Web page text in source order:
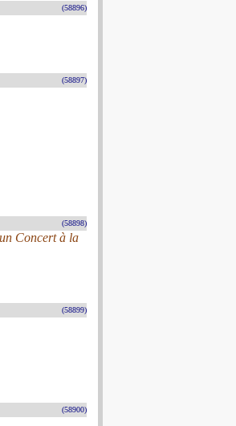
(58896)
(58897)
(58898)
Concert à la
(58899)
(58900)